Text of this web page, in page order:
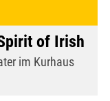
of Irish
im Kurhaus